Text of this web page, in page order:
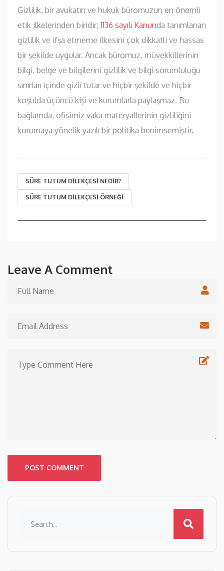
Gizlilik, bir avukatın ve hukuk büromuzun en önemli
etik ilkelerinden biridir;1136 sayılı Kanunda tanımlanan
gizlilik ve ifşa etmeme ilkesini çok dikkatli ve hassas
bir şekilde uygular. Ancak büromuz, müvekkillerinin
bilgi, belge ve bilgilerini gizlilik ve bilgi sorumluluğu
sınırları içinde gizli tutar ve hiçbir şekilde ve hiçbir
koşulda üçüncü kişi ve kurumlarla paylaşmaz. Bu
bağlamda, ofisimiz vaka materyallerinin gizliliğini
korumaya yönelik yazılı bir politika benimsemiştir.
SÜRE TUTUM DILEKÇESI NEDIR?
SÜRE TUTUM DILEKÇESI ÖRNEĞI
Leave A Comment
POST COMMENT